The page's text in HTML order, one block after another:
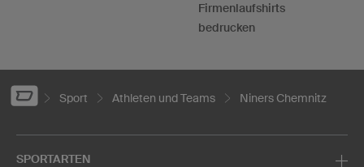
Firmenlaufshirts
bedrucken
Sport Athleten und Teams Niners Chemnitz
SPORTARTEN